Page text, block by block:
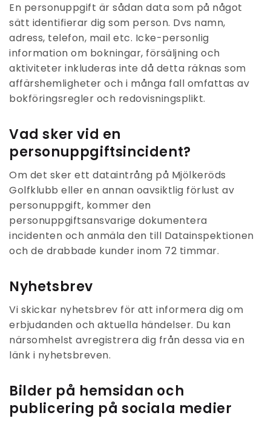
En personuppgift är sådan data som på något
sätt identifierar dig som person. Dvs namn,
adress, telefon, mail etc. Icke-personlig
information om bokningar, försäljning och
aktiviteter inkluderas inte då detta räknas som
affärshemligheter och i många fall omfattas av
bokföringsregler och redovisningsplikt.
Vad sker vid en
personuppgiftsincident?
Om det sker ett dataintrång på Mjölkeröds
Golfklubb eller en annan oavsiktlig förlust av
personuppgift, kommer den
personuppgiftsansvarige dokumentera
incidenten och anmäla den till Datainspektionen
och de drabbade kunder inom 72 timmar.
Nyhetsbrev
Vi skickar nyhetsbrev för att informera dig om
erbjudanden och aktuella händelser. Du kan
närsomhelst avregistrera dig från dessa via en
länk i nyhetsbreven.
Bilder på hemsidan och
publicering på sociala medier